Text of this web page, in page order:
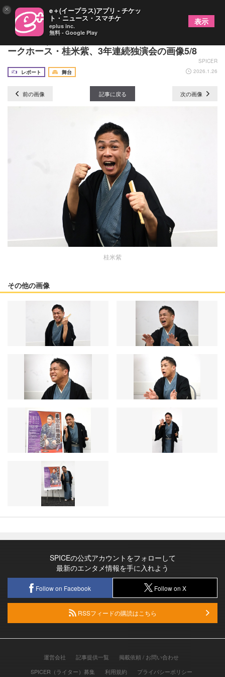
「気負わず、晴れ舞台で輝きたい」――落語界のダ
ークホース・桂米紫、3年連続独演会の画像5/8
SPICER
レポート
舞台 2026.1.26
前の画像 記事に戻る 次の画像
桂米紫
その他の画像
SPICEの公式アカウントをフォローして
最新のエンタメ情報を手に入れよう
Follow on Facebook Follow on X
RSSフィードの購読はこちら
運営会社 記事提供一覧
掲載依頼 / お問い合わせ
SPICER（ライター）募集
利用規約 プライバシーポリシー
× e＋(イープラス)アプリ - チケッ
ト・ニュース・スマチケ
eplus inc.
無料 - Google Play
表示